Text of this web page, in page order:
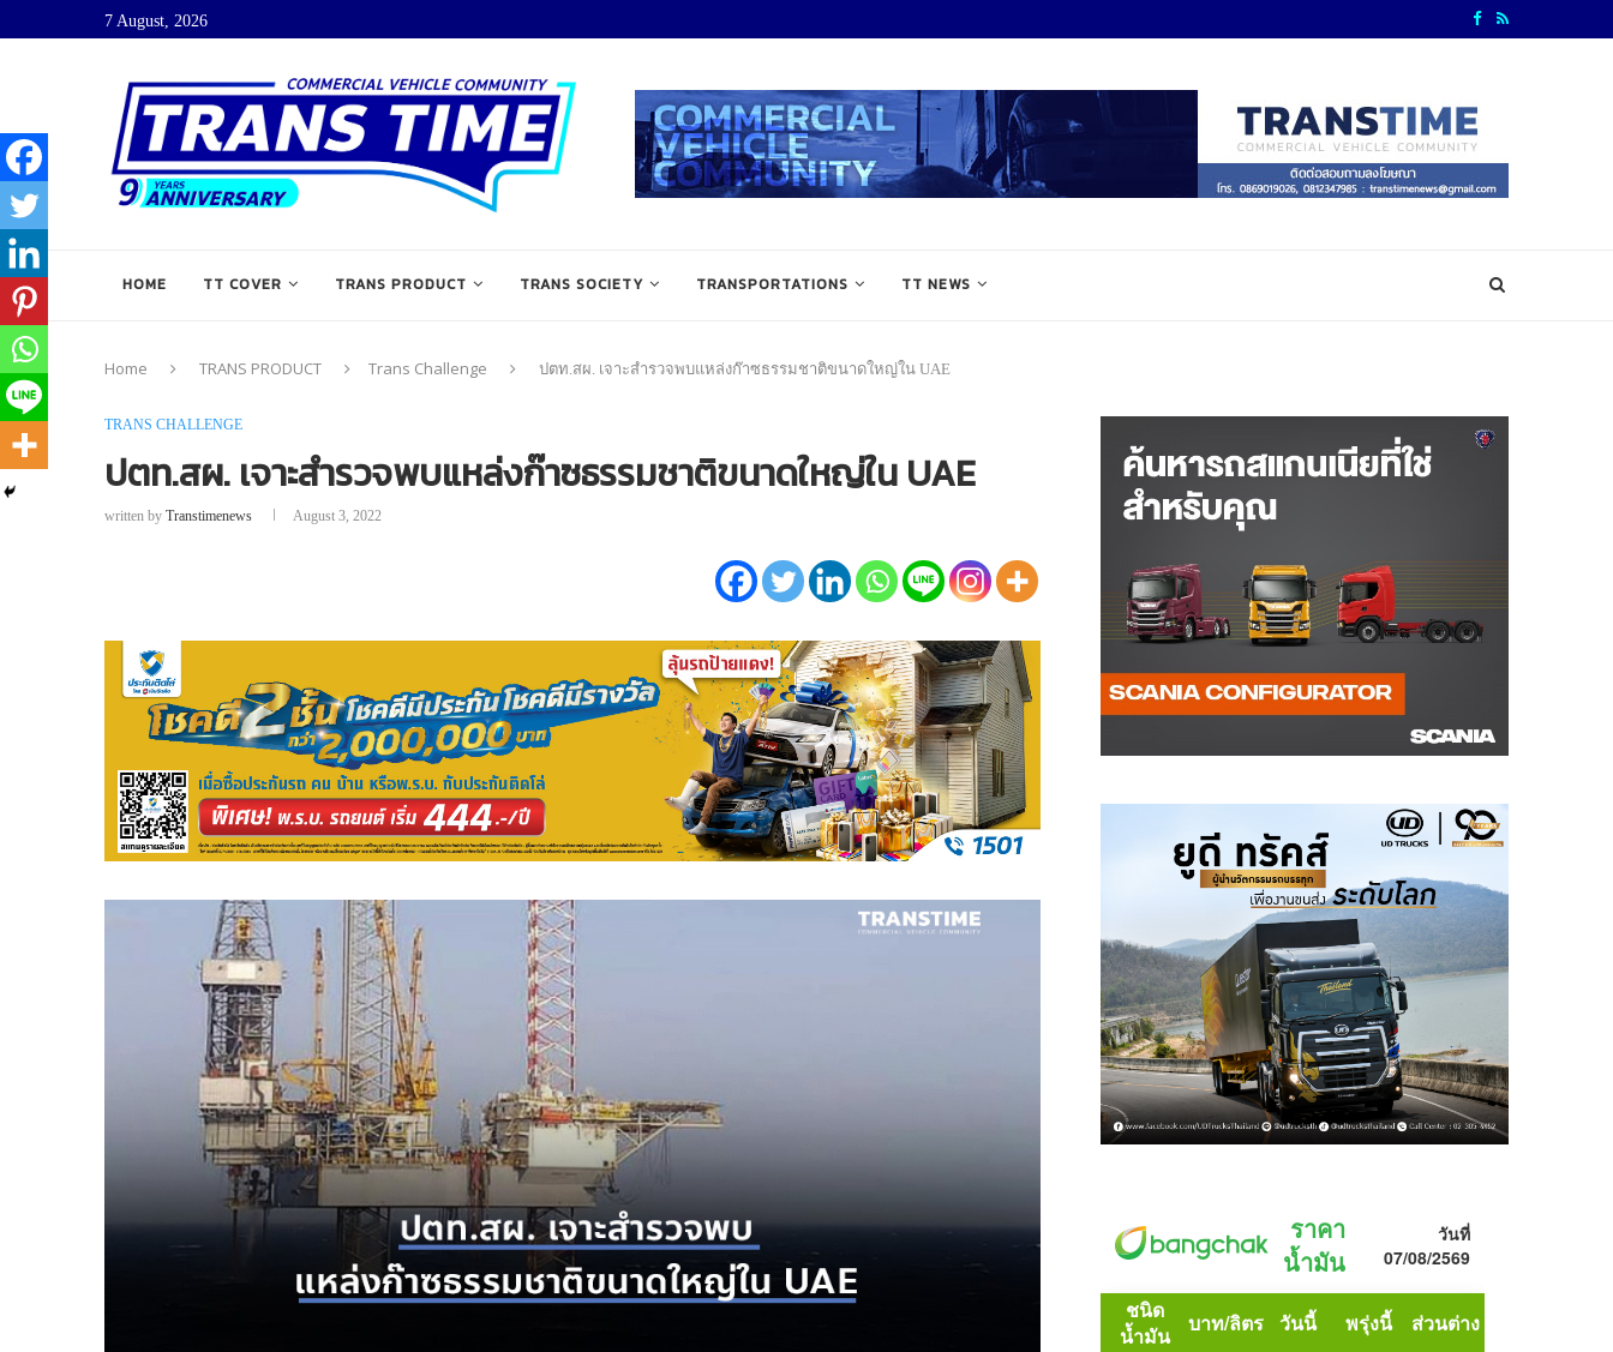
7 August, 2026
HOME TT COVER TRANS PRODUCT TRANS SOCIETY TRANSPORTATIONS TT NEWS
Home TRANS PRODUCT Trans Challenge ปตท.สผ. เจาะสำรวจพบแหล่งก๊าซธรรมชาติขนาดใหญ่ใน UAE
TRANS CHALLENGE
ปตท.สผ. เจาะสำรวจพบแหล่งก๊าซธรรมชาติขนาดใหญ่ใน UAE
written by Transtimenews August 3, 2022